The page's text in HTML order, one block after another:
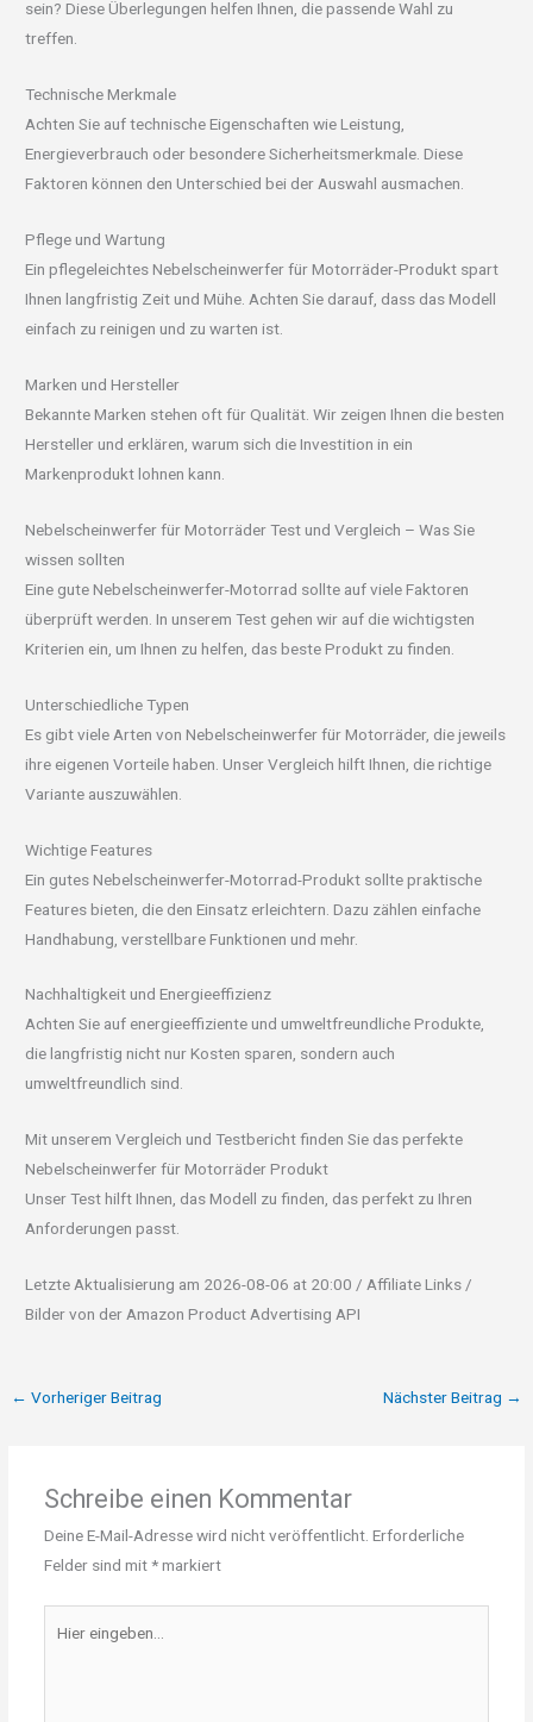
sein? Diese Überlegungen helfen Ihnen, die passende Wahl zu
treffen.
Technische Merkmale
Achten Sie auf technische Eigenschaften wie Leistung,
Energieverbrauch oder besondere Sicherheitsmerkmale. Diese
Faktoren können den Unterschied bei der Auswahl ausmachen.
Pflege und Wartung
Ein pflegeleichtes Nebelscheinwerfer für Motorräder-Produkt spart
Ihnen langfristig Zeit und Mühe. Achten Sie darauf, dass das Modell
einfach zu reinigen und zu warten ist.
Marken und Hersteller
Bekannte Marken stehen oft für Qualität. Wir zeigen Ihnen die besten
Hersteller und erklären, warum sich die Investition in ein
Markenprodukt lohnen kann.
Nebelscheinwerfer für Motorräder Test und Vergleich – Was Sie
wissen sollten
Eine gute Nebelscheinwerfer-Motorrad sollte auf viele Faktoren
überprüft werden. In unserem Test gehen wir auf die wichtigsten
Kriterien ein, um Ihnen zu helfen, das beste Produkt zu finden.
Unterschiedliche Typen
Es gibt viele Arten von Nebelscheinwerfer für Motorräder, die jeweils
ihre eigenen Vorteile haben. Unser Vergleich hilft Ihnen, die richtige
Variante auszuwählen.
Wichtige Features
Ein gutes Nebelscheinwerfer-Motorrad-Produkt sollte praktische
Features bieten, die den Einsatz erleichtern. Dazu zählen einfache
Handhabung, verstellbare Funktionen und mehr.
Nachhaltigkeit und Energieeffizienz
Achten Sie auf energieeffiziente und umweltfreundliche Produkte,
die langfristig nicht nur Kosten sparen, sondern auch
umweltfreundlich sind.
Mit unserem Vergleich und Testbericht finden Sie das perfekte
Nebelscheinwerfer für Motorräder Produkt
Unser Test hilft Ihnen, das Modell zu finden, das perfekt zu Ihren
Anforderungen passt.
Letzte Aktualisierung am 2026-08-06 at 20:00 / Affiliate Links /
Bilder von der Amazon Product Advertising API
← Vorheriger Beitrag Nächster Beitrag →
Schreibe einen Kommentar
Deine E-Mail-Adresse wird nicht veröffentlicht. Erforderliche
Felder sind mit*markiert
eingeben…